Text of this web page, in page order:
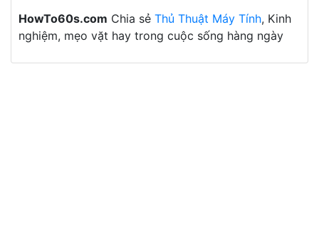
HowTo60s.com Chia sẻ Thủ Thuật Máy Tính, Kinh
nghiệm, mẹo vặt hay trong cuộc sống hàng ngày